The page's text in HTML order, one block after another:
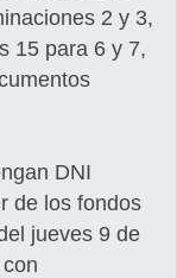
2 y 3,
15 para 6 y 7,
DNI
de los fondos
jueves 9 de